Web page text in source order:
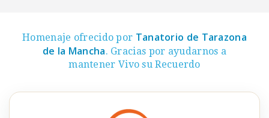
Homenaje ofrecido por Tanatorio de Tarazona
de la Mancha. Gracias por ayudarnos a
mantener Vivo su Recuerdo